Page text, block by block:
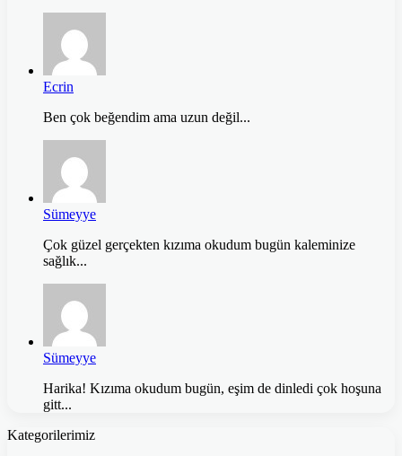
Ecrin
Ben çok beğendim ama uzun değil...
Sümeyye
Çok güzel gerçekten kızıma okudum bugün kaleminize
sağlık...
Sümeyye
Harika! Kızıma okudum bugün, eşim de dinledi çok hoşuna
gitt...
Kategorilerimiz